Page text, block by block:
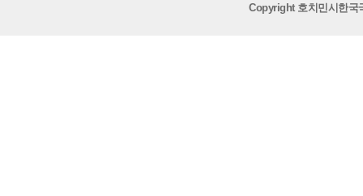
Copyright 호치민시한국